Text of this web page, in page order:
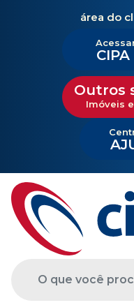
área do
Outros
Imóveis